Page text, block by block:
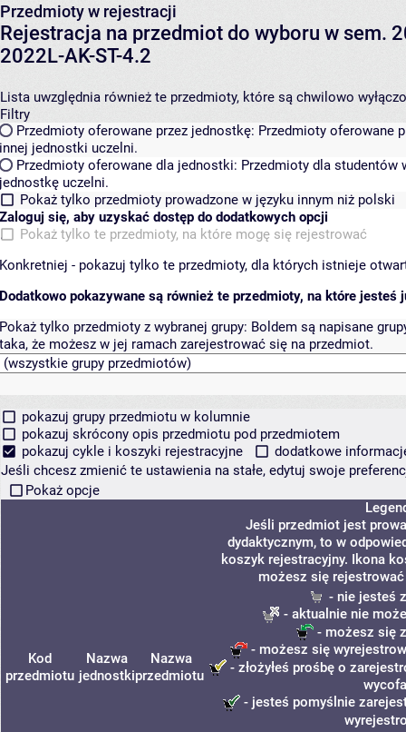
Przedmioty w rejestracji
Rejestracja na przedmiot do wyboru w sem.
2022L-AK-ST-4.2
Lista uwzględnia również te przedmioty, które są chwilowo
Filtry
Przedmioty oferowane przez jednostkę: Przedmioty oferowane
innej jednostki uczelni.
Przedmioty oferowane dla jednostki: Przedmioty dla studentów
jednostkę uczelni.
Pokaż tylko przedmioty prowadzone w języku innym niż polski
Zaloguj się, aby uzyskać dostęp do dodatkowych opcji
Pokaż tylko te przedmioty, na które mogę się rejestrować
Konkretniej - pokazuj tylko te przedmioty, dla których istnieje
Dodatkowo pokazywane są również te przedmioty, na które jesteś
Pokaż tylko przedmioty z wybranej grupy: Boldem są napisane
taka, że możesz w jej ramach zarejestrować się na przedmiot.
pokazuj grupy przedmiotu w kolumnie
pokazuj skrócony opis przedmiotu pod przedmiotem
pokazuj cykle i koszyki rejestracyjne
dodatkowe
Jeśli chcesz zmienić te ustawienia na stałe, edytuj swoje
Pokaż opcje
Kod
przedmiotu
Nazwa
jednostki
Nazwa
przedmiotu
Jeśli przedmiot jest
dydaktycznym, to w
koszyk rejestracyjny. Ikona
możesz się
- nie jesteś
- aktualnie nie
- możesz się
- możesz się
- złożyłeś prośbę o
- jesteś pomyślnie